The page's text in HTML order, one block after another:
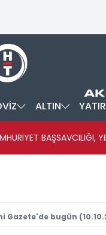
ALTIN
BAŞSAVCILIĞI,
Gazete'de bugün